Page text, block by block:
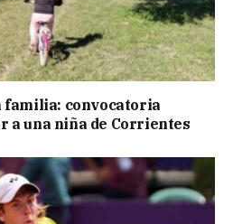
familia: convocatoria
a una niña de Corrientes